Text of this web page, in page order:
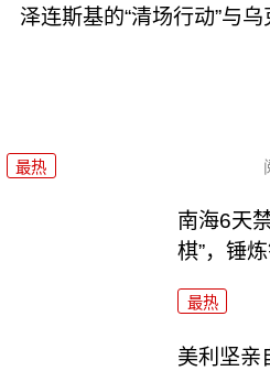
泽连斯基的“清场行动”与乌
最热
南海6天
棋”，锤炼
最热
美利坚亲